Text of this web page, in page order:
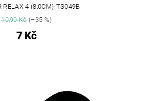
RELAX 4 (8,0CM)-TS049B
10,90 Kč(–35 %)
7 Kč